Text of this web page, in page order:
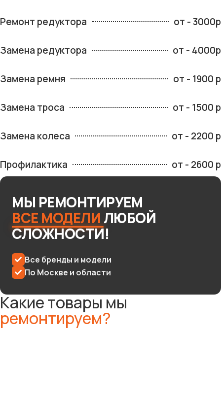
Ремонт редуктора от - 3000р
Замена редуктора от - 4000р
Замена ремня от - 1900 р
Замена троса от - 1500 р
Замена колеса от - 2200 р
Профилактика от - 2600 р
МЫ РЕМОНТИРУЕМ
ВСЕ МОДЕЛИ ЛЮБОЙ
СЛОЖНОСТИ!
Все бренды и модели
По Москве и области
Какие товары мы
ремонтируем?